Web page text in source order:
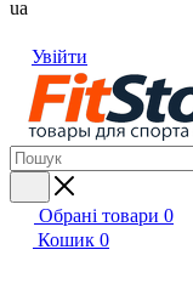
ua
Увійти
Обрані товари 0
Кошик 0